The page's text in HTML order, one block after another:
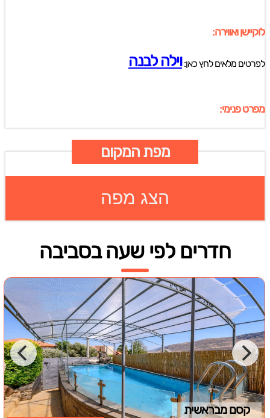
לוקיישן ואווירה:
לפרטים מלאים לחץ כאן:וילה לבנה
מפרט פנימי:
מפת המקום
הצג מפה
חדרים לפי שעה בסביבה
קסם מבראשית